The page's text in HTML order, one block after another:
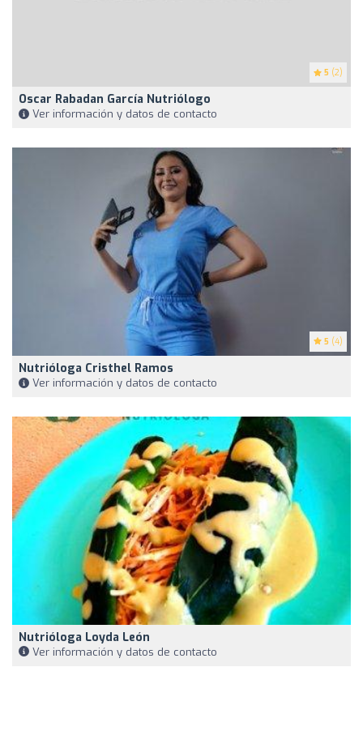
5 (2)
Oscar Rabadan García Nutriólogo
Ver información y datos de contacto
5 (4)
Nutrióloga Cristhel Ramos
Ver información y datos de contacto
Nutrióloga Loyda León
Ver información y datos de contacto